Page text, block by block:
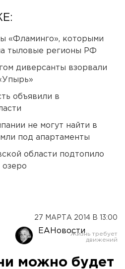
«Фламинго», которыми
тыловые регионы РФ
диверсанты взорвали
объявили в
не могут найти в
под апартаменты
области подтопило
27 МАРТА 2014 В 13:00
ЕАНовости
можно будет